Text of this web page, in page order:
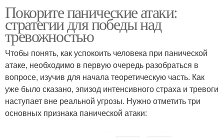
Покорите панические атаки:
стратегии для победы над
тревожностью
Чтобы понять, как успокоить человека при панической
атаке, необходимо в первую очередь разобраться в
вопросе, изучив для начала теоретическую часть. Как
уже было сказано, эпизод интенсивного страха и тревоги
наступает вне реальной угрозы. Нужно отметить три
основных признака панической атаки: